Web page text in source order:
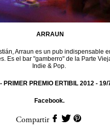
ARRAUN
Arraun es un pub indispensable
Es el bar "gamberro" de la Parte
Indie & Pop.
PRIMER PREMIO ERTIBIL 2012 - 19/
Facebook.
Compartir